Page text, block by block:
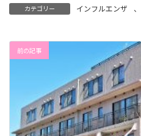
カテゴリー インフルエンザ 、
前の記事